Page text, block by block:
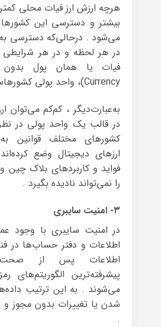
هرچه ارزش ارز فیات محلی
بیشتر و دسترسی این
می‌شود . درحالی‌که دسترسی به
در هر لحظه و در هر
Currency)،‌ واحد پولی کشورهاست .
به‌عبارت‌دیگر ، کم‌کم می‌توان
در قالب یک واحد پولی در
کشورهای مختلف قوانین
ارزهای دیجیتال وضع
فواید و کاربردهای بلاک چین
را نمی‌تواند نادیده بگیرد .
۳- امنیت سایبری
در امنیت سایبری با وجود
اطلاعات و دفتر حساب‌ها در
اطلاعات پس از
پیشرفته‌ترین الگوریتم‌های
می‌شوند . به این ترتیب
شدن یا تغییرات بدون مجوز و
.